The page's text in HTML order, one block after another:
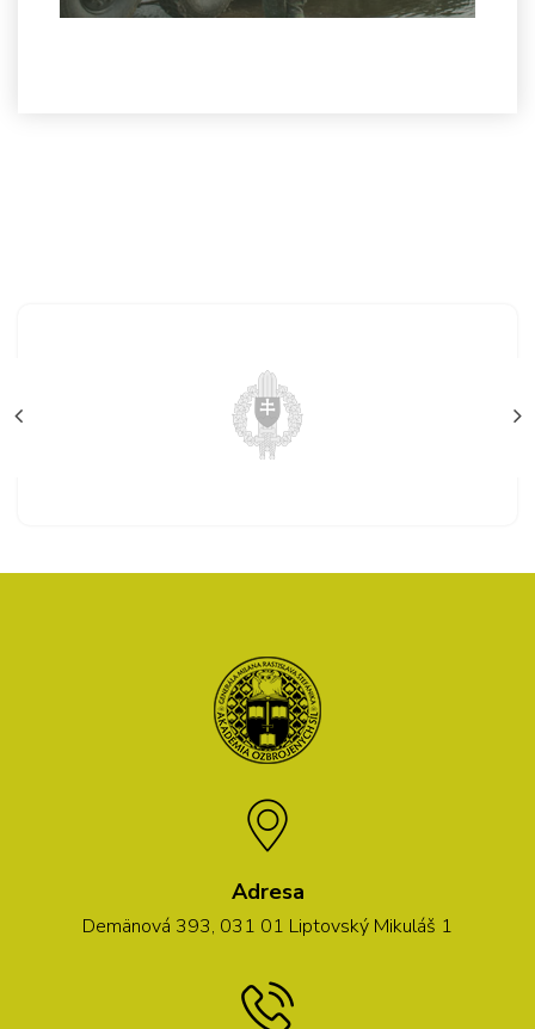
Adresa
Demänová 393, 031 01 Liptovský Mikuláš 1